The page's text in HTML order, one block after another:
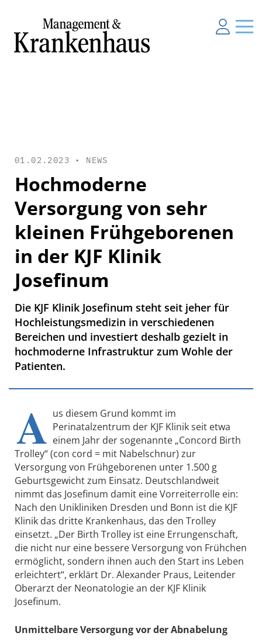
01.02.2023 • NEWS
Hochmoderne
Versorgung von sehr
kleinen Frühgeborenen
in der KJF Klinik
Josefinum
Die KJF Klinik Josefinum steht seit jeher für
Hochleistungsmedizin in verschiedenen
Bereichen und investiert deshalb gezielt in
hochmoderne Infrastruktur zum Wohle der
Patienten.
A us diesem Grund kommt im
Perinatalzentrum der KJF Klinik seit etwa
einem Jahr der sogenannte „Concord Birth
Trolley“ (con cord = mit Nabelschnur) zur
Versorgung von Frühgeborenen unter 1.500 g
Geburtsgewicht zum Einsatz. Deutschlandweit
nimmt das Josefinum damit eine Vorreiterrolle ein:
Nach den Unikliniken Dresden und Bonn ist die KJF
Klinik das dritte Krankenhaus, das den Trolley
einsetzt. „Der Birth Trolley ist eine Errungenschaft,
die nicht nur eine bessere Versorgung von Frühchen
ermöglicht, sondern ihnen auch den Start ins Leben
erleichtert“, erklärt Dr. Alexander Praus, Leitender
Oberarzt der Neonatologie an der KJF Klinik
Josefinum.
Unmittelbare Versorgung vor der Abnabelung